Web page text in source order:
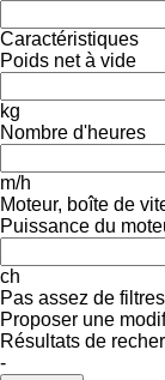
Caractéristiques
Poids net à vide
kg
Nombre d'heures
m/h
Moteur, boîte de
Puissance du
ch
Pas assez de
Proposer une
Résultats de
-